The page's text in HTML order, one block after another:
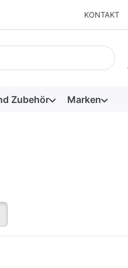
KONTAKT
erscheinen automatisch
Zubehör Marken
Produkt liegen noch